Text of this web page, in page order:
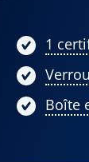
1
Boîte